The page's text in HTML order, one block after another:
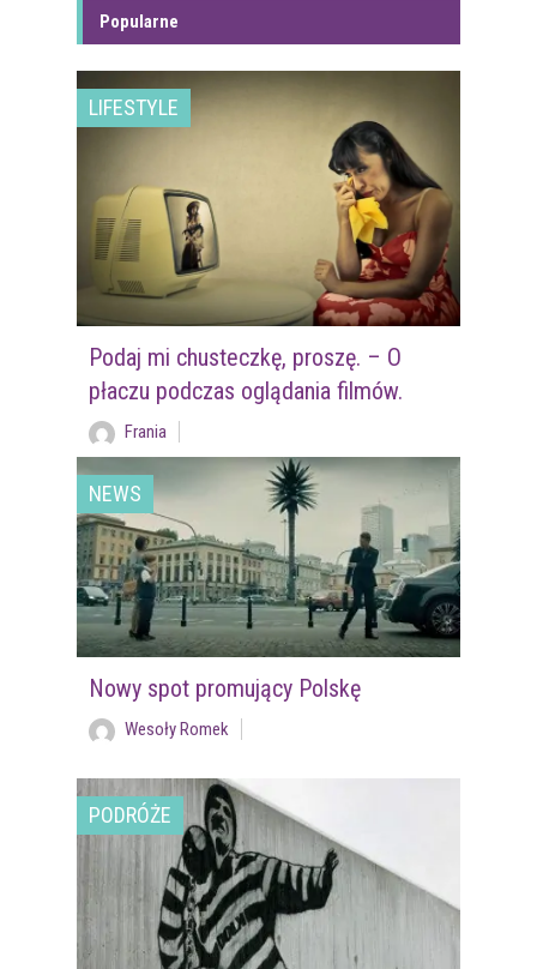
Popularne
LIFESTYLE
Podaj mi chusteczkę, proszę. – O
płaczu podczas oglądania filmów.
Frania
NEWS
Nowy spot promujący Polskę
Wesoły Romek
PODRÓŻE